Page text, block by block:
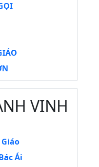
VINH
Ái